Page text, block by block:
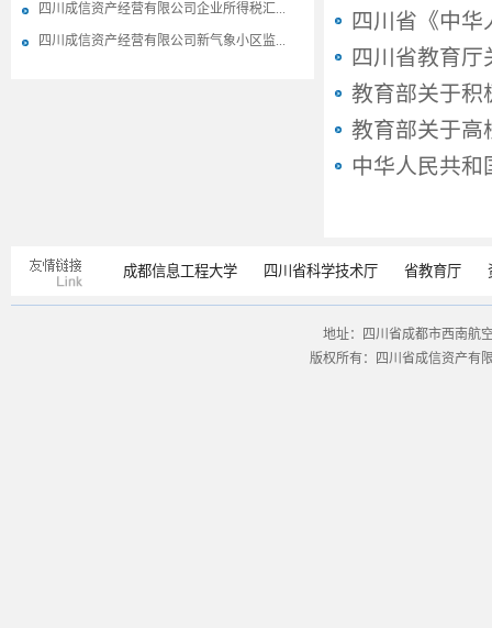
四川成信资产经营有限公司企业所得税汇...
四川成信资产经营有限公司新气象小区监...
四川省《中
四川省教育
教育部关于积
教育部关于高
中华人民共和
成都信息工程大学 四川省科学技术厅 省教育厅
地址：四川省成都市西南航
版权所有：四川省成信资产有